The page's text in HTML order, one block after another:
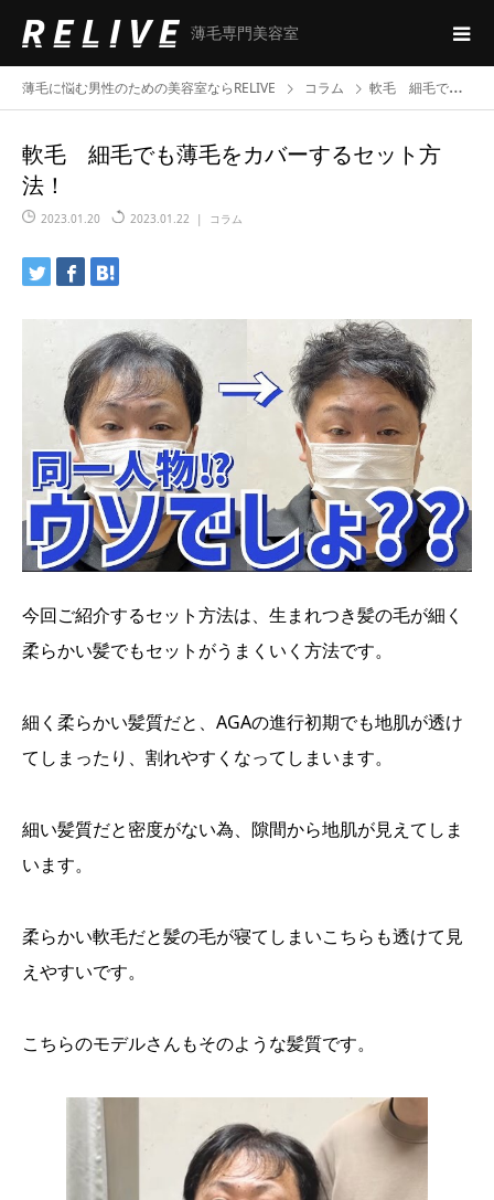
薄毛専門美容室
薄毛に悩む男性のための美容室ならRELIVE コラム 軟毛 細毛でも薄毛をカバーするセット方法！
軟毛 細毛でも薄毛をカバーするセット方
法！
2023.01.20 2023.01.22 コラム
今回ご紹介するセット方法は、生まれつき髪の毛が細く
柔らかい髪でもセットがうまくいく方法です。
細く柔らかい髪質だと、AGAの進行初期でも地肌が透け
てしまったり、割れやすくなってしまいます。
細い髪質だと密度がない為、隙間から地肌が見えてしま
います。
柔らかい軟毛だと髪の毛が寝てしまいこちらも透けて見
えやすいです。
こちらのモデルさんもそのような髪質です。